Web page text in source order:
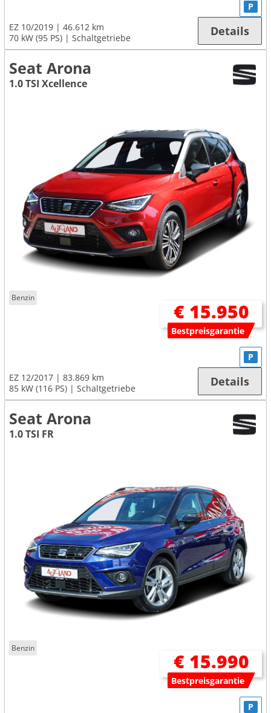
EZ 10/2019
46.612 km
70 kW (95 PS)
Schaltgetriebe
P
Details
Seat Arona
1.0 TSI Xcellence
Benzin
€ 15.950
Bestpreisgarantie
EZ 12/2017
83.869 km
85 kW (116 PS)
Schaltgetriebe
P
Details
Seat Arona
1.0 TSI FR
Benzin
€ 15.990
Bestpreisgarantie
P